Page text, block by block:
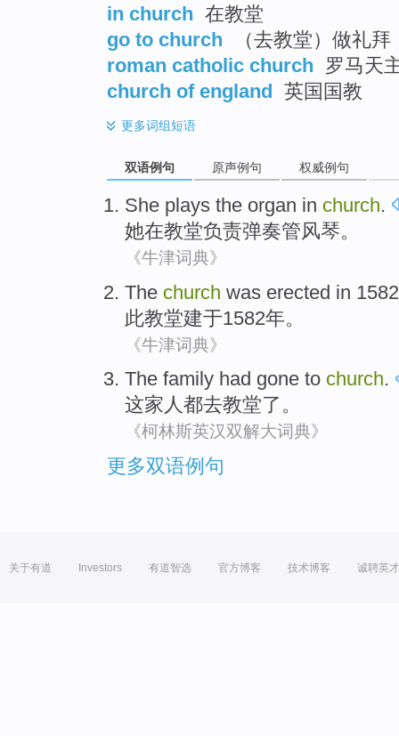
in church 在教堂
go to church
（去教堂）做礼拜
roman catholic church
罗马天
church of england 英国国教
更多词组短语
双语例句 原声例句 权威例句
She plays the organ in church.
她在教堂负责弹奏管风琴。
《牛津词典》
The church was erected in
此教堂建于1582年。
《牛津词典》
The family had gone to church.
这家人都去教堂了。
《柯林斯英汉双解大词典》
更多双语例句
关于有道 Investors 有道智选 官方博客 技术博客 诚聘英才